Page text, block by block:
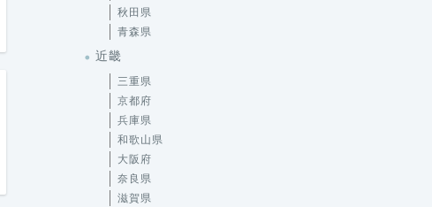
秋田県
青森県
近畿
三重県
京都府
兵庫県
和歌山県
大阪府
奈良県
滋賀県